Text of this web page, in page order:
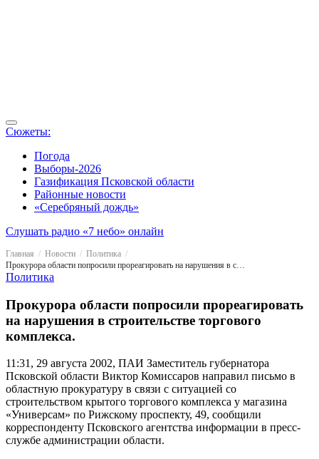
Сюжеты:
Погода
Выборы-2026
Газификация Псковской области
Районные новости
«Серебряный дождь»
Слушать радио «7 небо» онлайн
Главная Новости
Политика
Прокурора области попросили прореагировать на нарушения в строительстве торгового комплекса.
Политика
Прокурора области попросили прореагировать
на нарушения в строительстве торгового
комплекса.
11:31, 29 августа 2002, ПАИ Заместитель губернатора
Псковской области Виктор Комиссаров направил письмо в
областную прокуратуру в связи с ситуацией со
строительством крытого торгового комплекса у магазина
«Универсам» по Рижскому проспекту, 49, сообщили
корреспонденту Псковского агентства информации в пресс-
службе администрации области.